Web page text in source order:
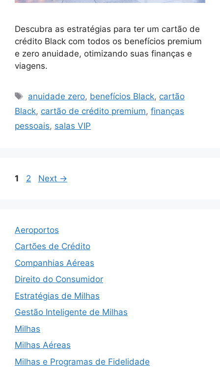
Descubra as estratégias para ter um cartão de
crédito Black com todos os benefícios premium
e zero anuidade, otimizando suas finanças e
viagens.
Tags
anuidade zero, benefícios Black, cartão
Black, cartão de crédito premium, finanças
pessoais, salas VIP
Page
1 Page
2 Next →
Aeroportos
Cartões de Crédito
Companhias Aéreas
Direito do Consumidor
Estratégias de Milhas
Gestão Inteligente de Milhas
Milhas
Milhas Aéreas
Milhas e Programas de Fidelidade